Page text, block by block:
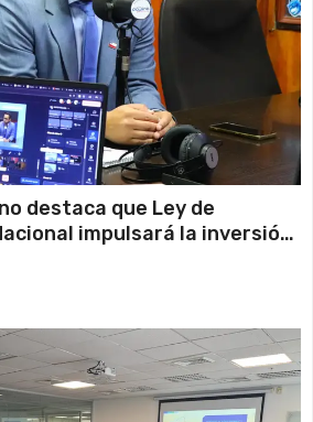
destaca que Ley de
impulsará la inversión